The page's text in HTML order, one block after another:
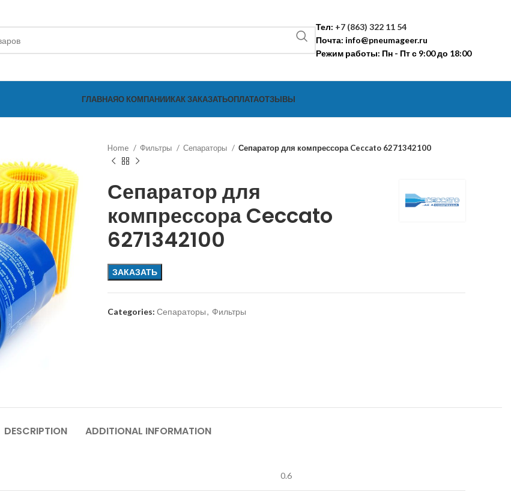
Тел: +7 (863) 322 11 54
Почта: info@pneumageer.ru
Режим работы: Пн - Пт с 9:00 до 18:00
ГЛАВНАЯО КОМПАНИИКАК ЗАКАЗАТЬОПЛАТАОТЗЫВЫ
Home Фильтры Сепараторы Сепаратор для компрессора Ceccato 6271342100
Сепаратор для
компрессора Ceccato
6271342100
ЗАКАЗАТЬ
Categories: Сепараторы, Фильтры
DESCRIPTION ADDITIONAL INFORMATION
0.6